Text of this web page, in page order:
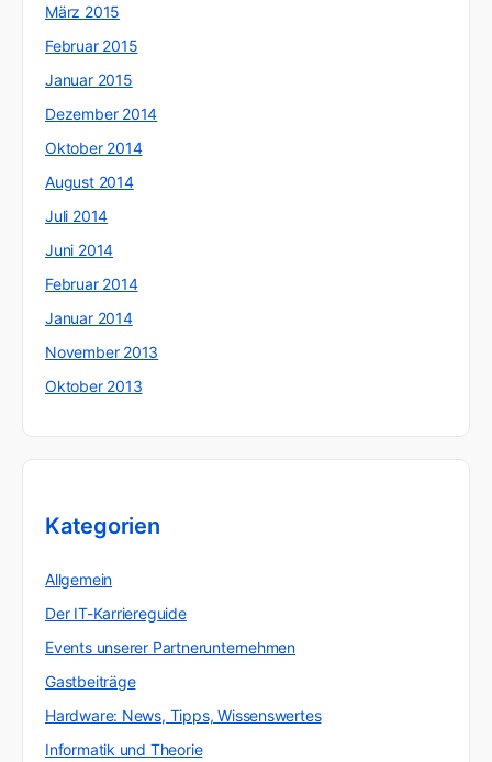
März 2015
Februar 2015
Januar 2015
Dezember 2014
Oktober 2014
August 2014
Juli 2014
Juni 2014
Februar 2014
Januar 2014
November 2013
Oktober 2013
Kategorien
Allgemein
Der IT-Karriereguide
Events unserer Partnerunternehmen
Gastbeiträge
Hardware: News, Tipps, Wissenswertes
Informatik und Theorie